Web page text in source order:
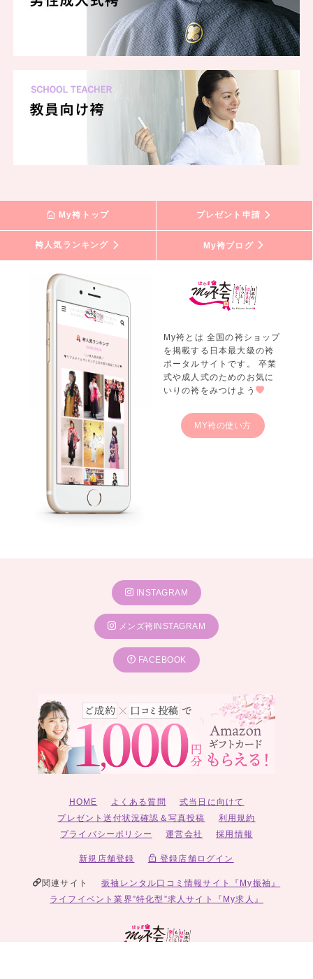
My袴トップ プレゼント申請
袴人気ランキング My袴ブログ
My袴とは 全国の袴ショップ
を掲載する日本最大級の袴
ポータルサイトです。 卒業
式や成人式のためのお気に
いりの袴をみつけよう
MY袴の使い方
INSTAGRAM
メンズ袴INSTAGRAM
FACEBOOK
HOME よくある質問
式当日に向けて
プレゼント送付状況確認＆写真投稿
利用規約
プライバシーポリシー
運営会社 採用情報
新規店舗登録 登録店舗ログイン
関連サイト
振袖レンタル口コミ情報サイト『My振袖』
ライフイベント業界”特化型”求人サイト『My求人』